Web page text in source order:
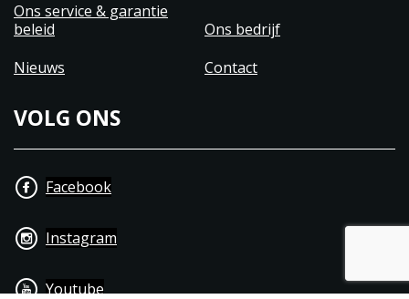
Ons service & garantie
beleid
Ons bedrijf
Nieuws
Contact
VOLG ONS
Facebook
Instagram
Youtube